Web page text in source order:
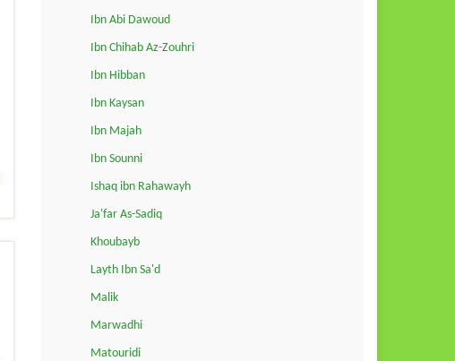
Ibn Abi Dawoud
Ibn Chihab Az-Zouhri
Ibn Hibban
Ibn Kaysan
Ibn Majah
Ibn Sounni
Ishaq ibn Rahawayh
Ja'far As-Sadiq
Khoubayb
Layth Ibn Sa'd
Malik
Marwadhi
Matouridi